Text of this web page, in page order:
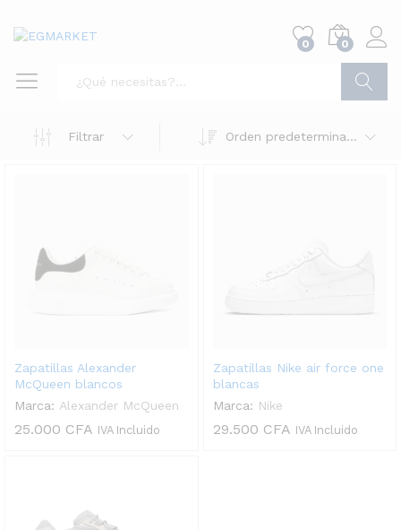
0 0
Filtrar
Orden predeterminado
Zapatillas Alexander
McQueen blancos
Marca: Alexander McQueen
25.000 CFA IVA Incluido
Zapatillas Nike air force one
blancas
Marca: Nike
29.500 CFA IVA Incluido